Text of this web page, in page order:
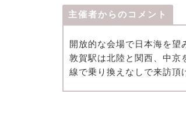
主催者からのコメント
開放的な会場で日本海を望
敦賀駅は北陸と関西、中京
線で乗り換えなしで来訪頂